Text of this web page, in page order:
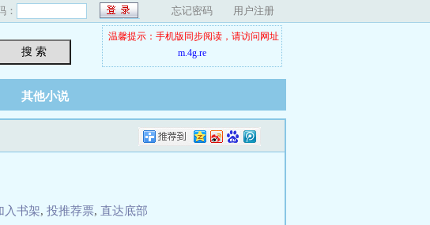
： 忘记密码 用户注册
搜 索
温馨提示：手机版同步阅读，请访问网址
m.4g.re
其他小说
入书架, 投推荐票, 直达底部